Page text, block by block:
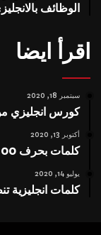
الوظائف
اقرأ ايضا
سبتمبر 18, 2020
كورس انجليزي
أكتوبر 13, 2020
كلمات بحرف H – 100 كلمات انجليزي مترجمة تبدأ بحرف H
يوليو 14, 2020
كلمات انجليزية تنطق خطأ – 20